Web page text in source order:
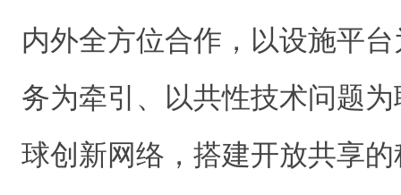
内外全方位合作，以设施平
务为牵引、以共性技术问题
球创新网络，搭建开放共享